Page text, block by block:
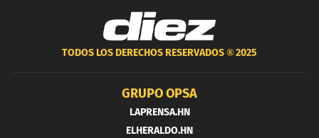
TODOS LOS DERECHOS RESERVADOS ®2025
GRUPO OPSA
LAPRENSA.HN
ELHERALDO.HN